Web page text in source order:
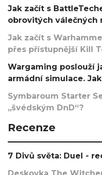
Jak začít s
obrovitých válečných
Jak začít s
přes přístupnější Kill
Wargaming poslouží
armádní simulace.
Symbaroum Starter
„švédským DnD“?
Recenze
7 Divů světa: Duel -